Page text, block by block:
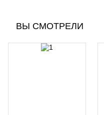
ВЫ СМОТРЕЛИ